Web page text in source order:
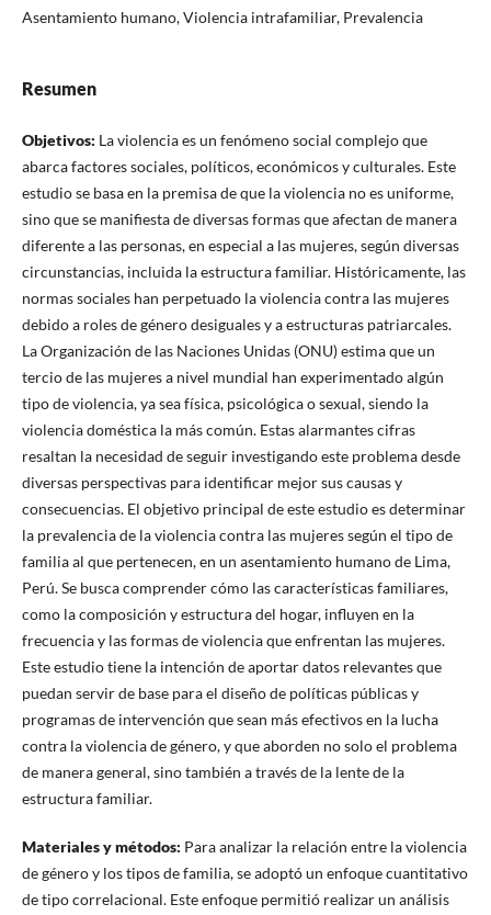
Asentamiento humano, Violencia intrafamiliar, Prevalencia
Resumen
Objetivos: La violencia es un fenómeno social complejo que
abarca factores sociales, políticos, económicos y culturales. Este
estudio se basa en la premisa de que la violencia no es uniforme,
sino que se manifiesta de diversas formas que afectan de manera
diferente a las personas, en especial a las mujeres, según diversas
circunstancias, incluida la estructura familiar. Históricamente, las
normas sociales han perpetuado la violencia contra las mujeres
debido a roles de género desiguales y a estructuras patriarcales.
La Organización de las Naciones Unidas (ONU) estima que un
tercio de las mujeres a nivel mundial han experimentado algún
tipo de violencia, ya sea física, psicológica o sexual, siendo la
violencia doméstica la más común. Estas alarmantes cifras
resaltan la necesidad de seguir investigando este problema desde
diversas perspectivas para identificar mejor sus causas y
consecuencias. El objetivo principal de este estudio es determinar
la prevalencia de la violencia contra las mujeres según el tipo de
familia al que pertenecen, en un asentamiento humano de Lima,
Perú. Se busca comprender cómo las características familiares,
como la composición y estructura del hogar, influyen en la
frecuencia y las formas de violencia que enfrentan las mujeres.
Este estudio tiene la intención de aportar datos relevantes que
puedan servir de base para el diseño de políticas públicas y
programas de intervención que sean más efectivos en la lucha
contra la violencia de género, y que aborden no solo el problema
de manera general, sino también a través de la lente de la
estructura familiar.
Materiales y métodos: Para analizar la relación entre la violencia
de género y los tipos de familia, se adoptó un enfoque cuantitativo
de tipo correlacional. Este enfoque permitió realizar un análisis